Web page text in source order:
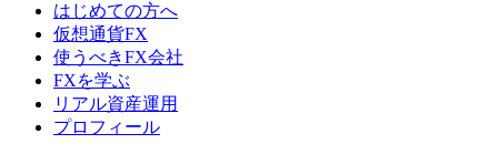
はじめての方へ
仮想通貨FX
使うべきFX会社
FXを学ぶ
リアル資産運用
プロフィール